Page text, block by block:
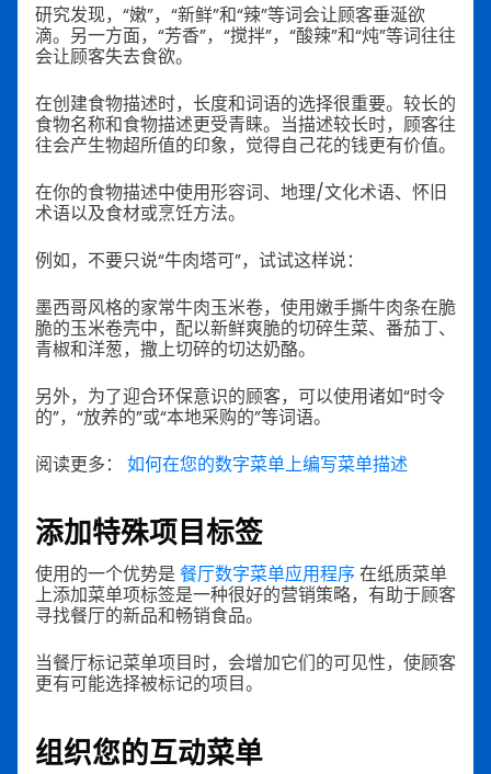
研究发现，“嫩”，“新鲜”和“辣”等词会让顾客垂涎欲
滴。另一方面，“芳香”，“搅拌”，“酸辣”和“炖”等词往往
会让顾客失去食欲。
在创建食物描述时，长度和词语的选择很重要。较长的
食物名称和食物描述更受青睐。当描述较长时，顾客往
往会产生物超所值的印象，觉得自己花的钱更有价值。
在你的食物描述中使用形容词、地理/文化术语、怀旧
术语以及食材或烹饪方法。
例如，不要只说“牛肉塔可”，试试这样说：
墨西哥风格的家常牛肉玉米卷，使用嫩手撕牛肉条在脆
脆的玉米卷壳中，配以新鲜爽脆的切碎生菜、番茄丁、
青椒和洋葱，撒上切碎的切达奶酪。
另外，为了迎合环保意识的顾客，可以使用诸如“时令
的”，“放养的”或“本地采购的”等词语。
阅读更多： 如何在您的数字菜单上编写菜单描述
添加特殊项目标签
使用的一个优势是餐厅数字菜单应用程序在纸质菜单
上添加菜单项标签是一种很好的营销策略，有助于顾客
寻找餐厅的新品和畅销食品。
当餐厅标记菜单项目时，会增加它们的可见性，使顾客
更有可能选择被标记的项目。
组织您的互动菜单